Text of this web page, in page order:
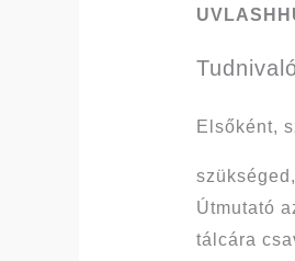
Elsőként,
Útmutató
tálcára